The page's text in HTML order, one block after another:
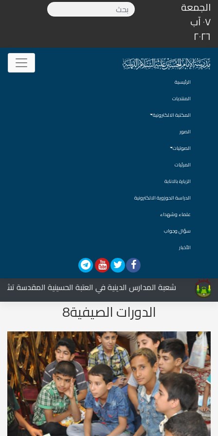
الجمعة
٠٧ آب
٢٠٢٦
الرئيسية
المنتديات
المكتبة الالكترونية
الصور
الصوتيات
المرئيات
الزيارة بالانابة
الدراسة الحوزوية الالكترونية
علماء وشهداء
سؤال وجواب
الأخبار
شعبة المدارس الدينية في العتبة الحسينية المقدسة تشارك
الدورات الصيفية8